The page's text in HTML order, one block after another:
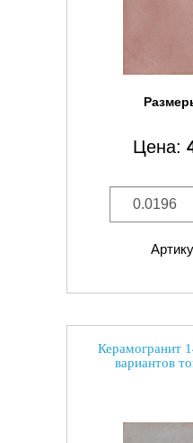
Цена:
Керамогранит
вариантов